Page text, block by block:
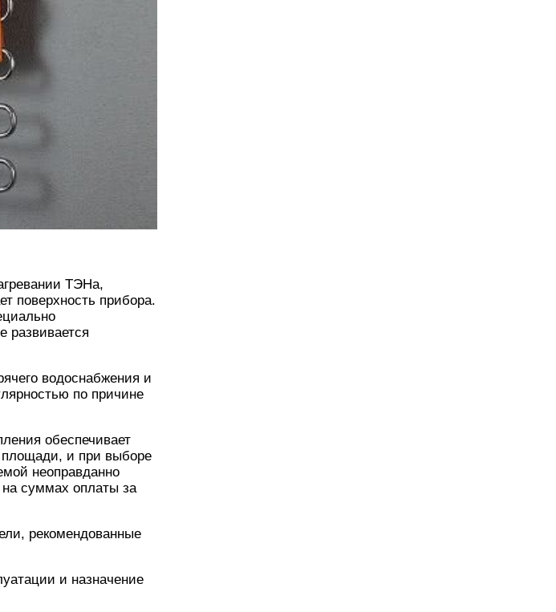
ТЭНа,
поверхность прибора.
развивается
водоснабжения и
по причине
обеспечивает
и при выборе
неоправданно
суммах оплаты за
рекомендованные
и назначение